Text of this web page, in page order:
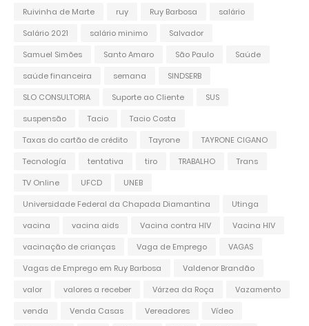
Ruivinha de Marte
ruy Ruy Barbosa
salário
Salário 2021
salário minimo
Salvador
Samuel Simões
Santo Amaro São Paulo
Saúde
saúde financeira
semana
SINDSERB
SLO CONSULTORIA
Suporte ao Cliente
SUS
suspensão
Tacio
Tacio Costa
Taxas do cartão de crédito
Tayrone
TAYRONE CIGANO
Tecnología
tentativa tiro TRABALHO
Trans
TV Online
UFCD
UNEB
Universidade Federal da Chapada Diamantina
Utinga
vacina
vacina aids Vacina contra HIV
Vacina HIV
vacinação de crianças
Vaga de Emprego
VAGAS
Vagas de Emprego em Ruy Barbosa
Valdenor Brandão
valor
valores a receber Várzea da Roça
Vazamento
venda
Venda Casas Vereadores
Vídeo